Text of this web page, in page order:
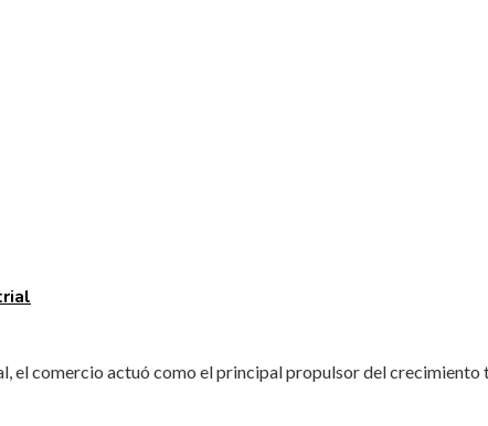
el comercio actuó como el principal propulsor del